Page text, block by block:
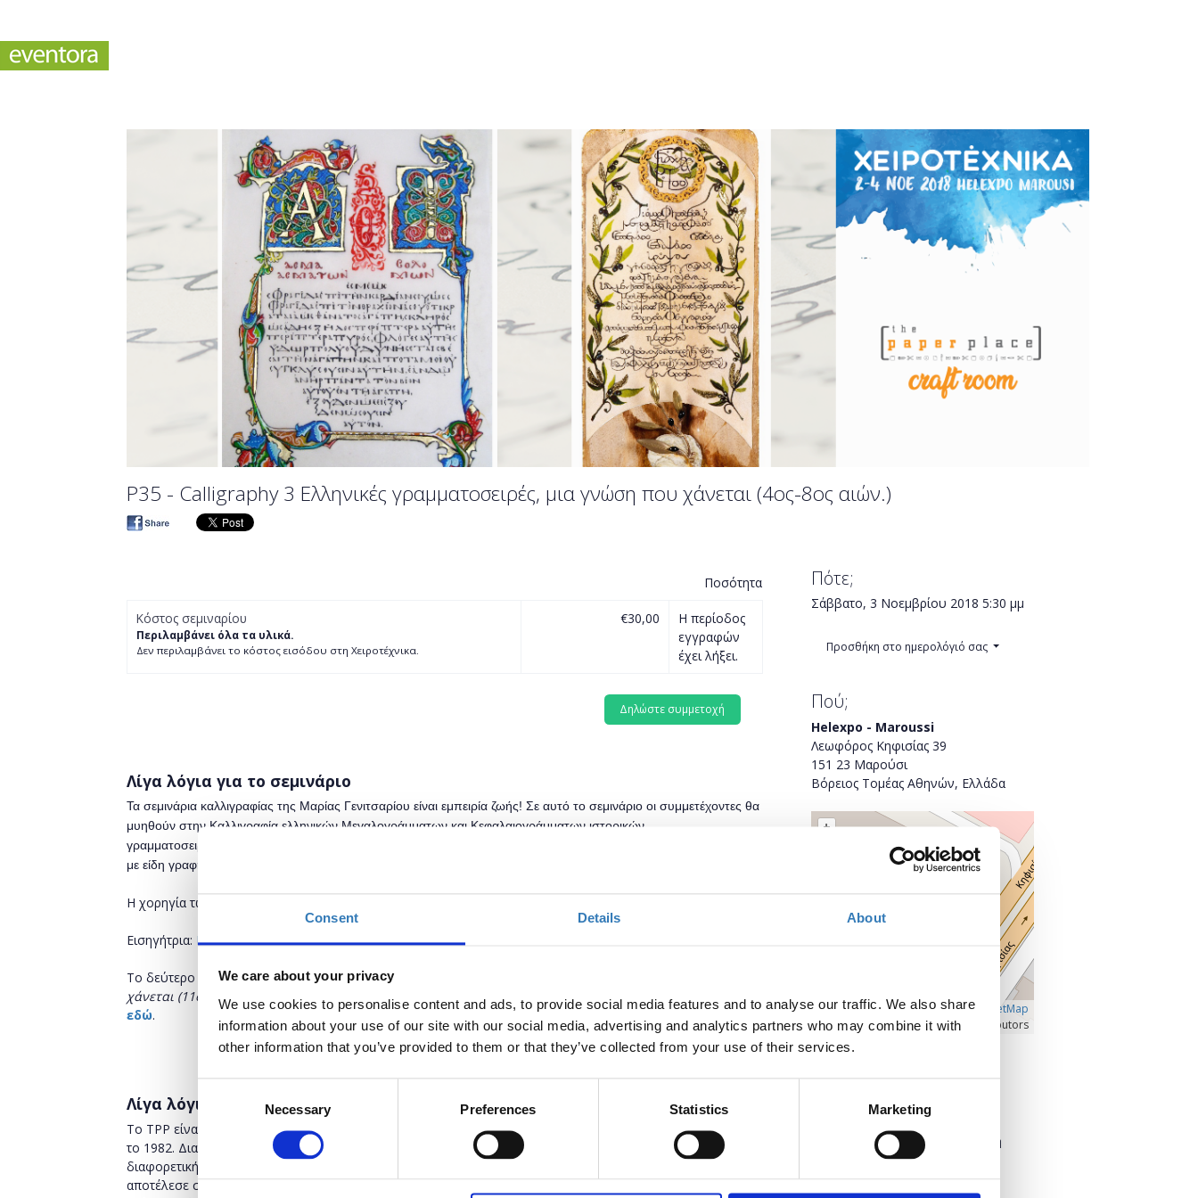
Consent Details About
We care about your privacy
We use cookies to personalise content and ads, to provide social media features and to analyse our traffic. We also share
information about your use of our site with our social media, advertising and analytics partners who may combine it with
other information that you’ve provided to them or that they’ve collected from your use of their services.
Selection
Necessary Preferences Statistics Marketing
P35 - Calligraphy 3 Ελληνικές γραμματοσειρές, μια γνώση που χάνεται (4ος-8ος αιών.)
Ποσότητα
Κόστος σεμιναρίου
Περιλαμβάνει όλα τα υλικά.
Δεν περιλαμβάνει το κόστος εισόδου στη Χειροτέχνικα.
€30,00
Η περίοδος
εγγραφών
έχει λήξει.
Λίγα λόγια για το σεμινάριο
Τα σεμινάρια καλλιγραφίας της Μαρίας Γενιτσαρίου είναι εμπειρία ζωής! Σε αυτό το σεμινάριο οι συμμετέχοντες θα
μυηθούν στην Καλλιγραφία ελληνικών Μεγαλογράμματων και Κεφαλαιογράμματων ιστορικών
γραμματοσειρών (4ος έως 8ος αιων.) με χρήση φτερού. Απευθύνεται σε άτομα που ασχολούνται συστηματικά
με είδη γραφής όπως πένες κονδυλοφόρου και ολοκληρωμένης πένας καλλιγραφίας.
Η χορηγία των υλικών του σεμιναρίου είναι μια ευγενική προσφορά του the
Εισηγήτρια: Μαρία ΓενιτσαρίουΚωδικός σεμιναρίου: P35
Το δεύτερο σεμινάριο της Μαρίας Γενιτσαρίου
χάνεται (11ος-13ος αιών.)
θα πραγματοποιηθεί την Κυριακή 4 Νοεμβρίου 2018 στις 17:30,
κλείσε θέση
εδώ.
Λίγα λόγια για το The Paper Place (TPP)
Το ΤPP είναι η συνέχεια του χαρτοπωλείου που λειτουργούσε στο νούμερο 2 της οδού Πραξιτέλους από
το 1982. Διαθέτοντας επιλεγμένα είδη για επαγγελματίες, χομπίστες αλλά και όποιον αναζητά μία
διαφορετική και συνάμα ποιοτική προσέγγιση σε δώρα, είδη γραφής και αντικείμενα καθημερινής χρήσης,
αποτέλεσε σημείο αναφοράς για το φανατικό κοινό του. Από το 2013 το TPP λειτουργεί σε νέο χώρο στην
Πότε;
Σάββατο, 3 Νοεμβρίου 2018 5:30 μμ
Προσθήκη στο ημερολόγιό σας
Πού;
Helexpo - Maroussi
Λεωφόρος Κηφισίας 39
151 23 Μαρούσι
Βόρειος Τομέας Αθηνών, Ελλάδα
+
Â©OpenLayers |OpenStreetMap
contributors
Επικοινωνία
Επικοινωνήστε με τον διοργανωτή